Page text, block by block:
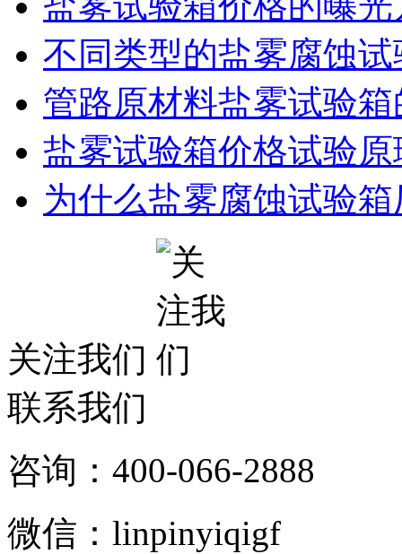
不同类型的盐雾腐蚀试
管路原材料盐雾试验箱
盐雾试验箱价格试验原
为什么盐雾腐蚀试验箱
关注我们
联系我们
咨询：400-066-2888
微信：linpinyiqigf